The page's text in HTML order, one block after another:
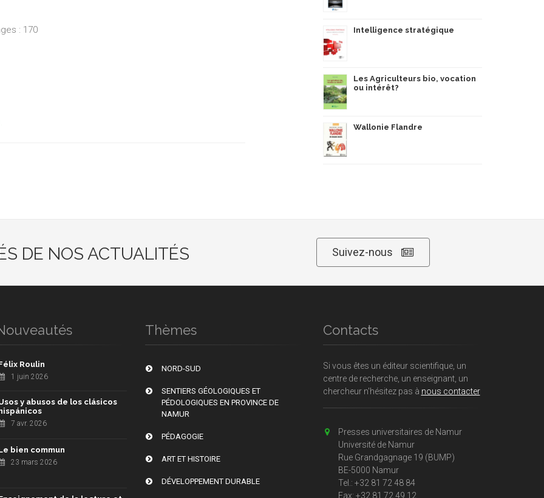
: 170
Intelligence stratégique
Les Agriculteurs bio, vocation
ou intérêt?
Wallonie Flandre
DE NOS ACTUALITÉS Suivez-nous
Roulin
1 juin 2026
y abusos de los clásicos
7 avr. 2026
bien commun
23 mars 2026
Thèmes
NORD-SUD
SENTIERS GÉOLOGIQUES ET
PÉDOLOGIQUES EN PROVINCE DE
NAMUR
PÉDAGOGIE
ART ET HISTOIRE
DÉVELOPPEMENT DURABLE
Contacts
Si vous êtes un éditeur scientifique, un
centre de recherche, un enseignant, un
chercheur n'hésitez pas à nous contacter
Presses universitaires de Namur
Université de Namur
Rue Grandgagnage 19 (BUMP)
BE-5000 Namur
Tel.: +32 81 72 48 84
Fax: +32 81 72 49 12